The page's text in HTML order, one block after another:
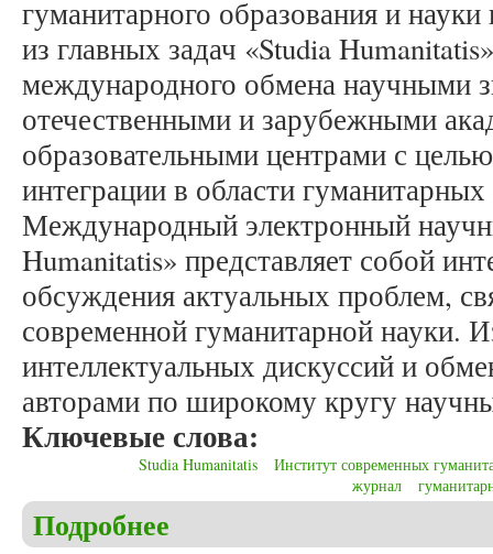
гуманитарного образования и
из главных задач «Studia
международного обмена научными
отечественными и зарубежными
образовательными центрами с
интеграции в области
Международный электронный
Humanitatis» представляет собой
обсуждения актуальных проблем,
современной гуманитарной науки.
интеллектуальных дискуссий и
авторами по широкому кругу
Ключевые слова:
Studia Humanitatis
Институт современных
журнал
Подробнее